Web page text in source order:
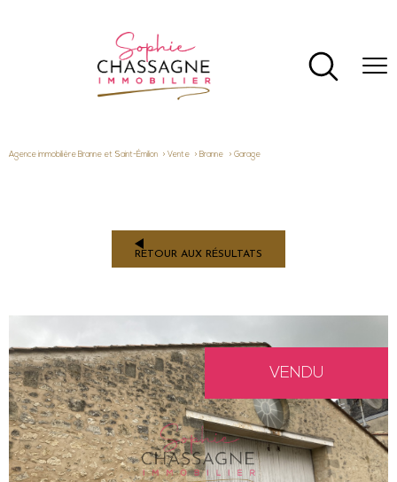
Agence immobilière Branne et Saint-Émilion Vente Branne Garage
RETOUR AUX RÉSULTATS
VENDU